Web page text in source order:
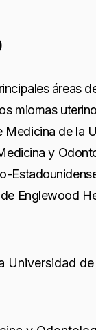
áreas
miomas
de la
y
Englewood
Universidad